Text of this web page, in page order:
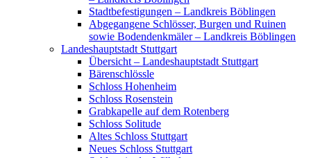
Stadtbefestigungen – Landkreis Böblingen
Abgegangene Schlösser, Burgen und Ruinen
sowie Bodendenkmäler – Landkreis Böblingen
Landeshauptstadt Stuttgart
Übersicht – Landeshauptstadt Stuttgart
Bärenschlössle
Schloss Hohenheim
Schloss Rosenstein
Grabkapelle auf dem Rotenberg
Schloss Solitude
Altes Schloss Stuttgart
Neues Schloss Stuttgart